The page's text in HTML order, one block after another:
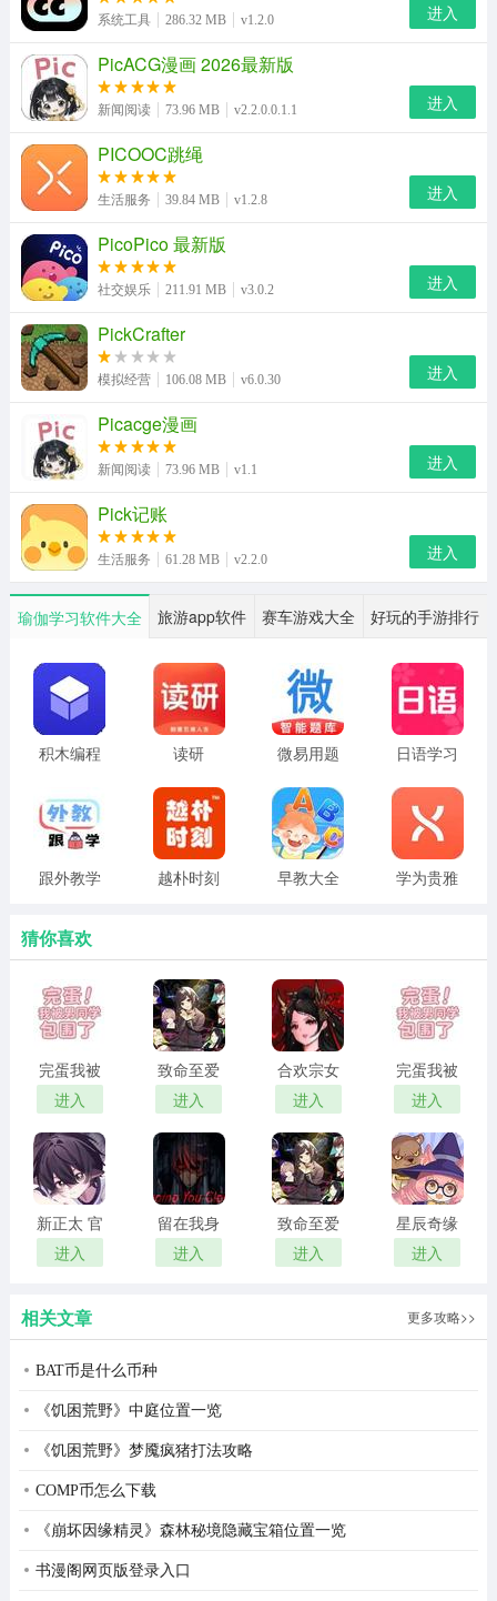
4、没有广告弹出干扰，具有智能预加载功能，使阅读漫画
更加流畅。
PicACG漫画iOS版攻略-下载教程
2、下载完成后，在手机通知栏或文件管理器中找到安装包
（通常为.apk格式）。
3、打开下载的APK文件，点击安装，点击确认，等待安装
完成。
4、安装成功后，点击“打开”或到桌面找到APP图标。
PicACG漫画iOS版更新日志
v1.1.2版本更新
1、修复已知错误。
系统工具 286.32 MB v1.2.0 进入
PicACG漫画 2026最新版
新闻阅读 73.96 MB v2.2.0.0.1.1 进入
PICOOC跳绳
生活服务 39.84 MB v1.2.8 进入
PicoPico 最新版
社交娱乐 211.91 MB v3.0.2 进入
PickCrafter
模拟经营 106.08 MB v6.0.30 进入
Picacge漫画
新闻阅读 73.96 MB v1.1 进入
Pick记账
生活服务 61.28 MB v2.2.0 进入
瑜伽学习软件大全 旅游app软件 赛车游戏大全 好玩的手游排行
积木编程 读研
微易用题
日语学习
跟外教学 越朴时刻 早教大全
学为贵雅
猜你喜欢
完蛋我被
男同学包
围了 官方
正版
进入
致命至爱
中文版
进入
合欢宗女
修传 汉化
版
进入
完蛋我被
男同学包
围了 正版
进入
新正太 官
方正版
进入
留在我身
边
进入
致命至爱
汉化版
进入
星辰奇缘
最新版
进入
相关文章 更多攻略>>
BAT币是什么币种
《饥困荒野》中庭位置一览
《饥困荒野》梦魇疯猪打法攻略
COMP币怎么下载
《崩坏因缘精灵》森林秘境隐藏宝箱位置一览
书漫阁网页版登录入口